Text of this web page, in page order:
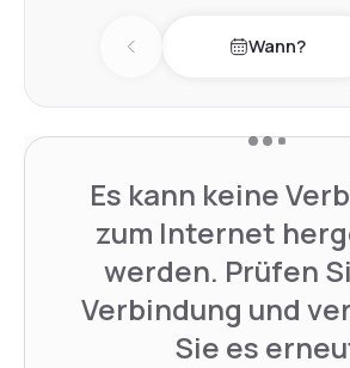
Previous day Wann?
Es kann keine
zum Internet
werden. Prüfen
Verbindung und
Sie es